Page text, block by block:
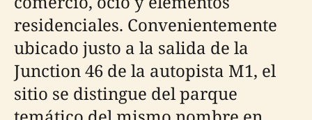
residenciales. Convenientemente
ubicado justo a la salida de la
Junction 46 de la autopista M1, el
sitio se distingue del parque